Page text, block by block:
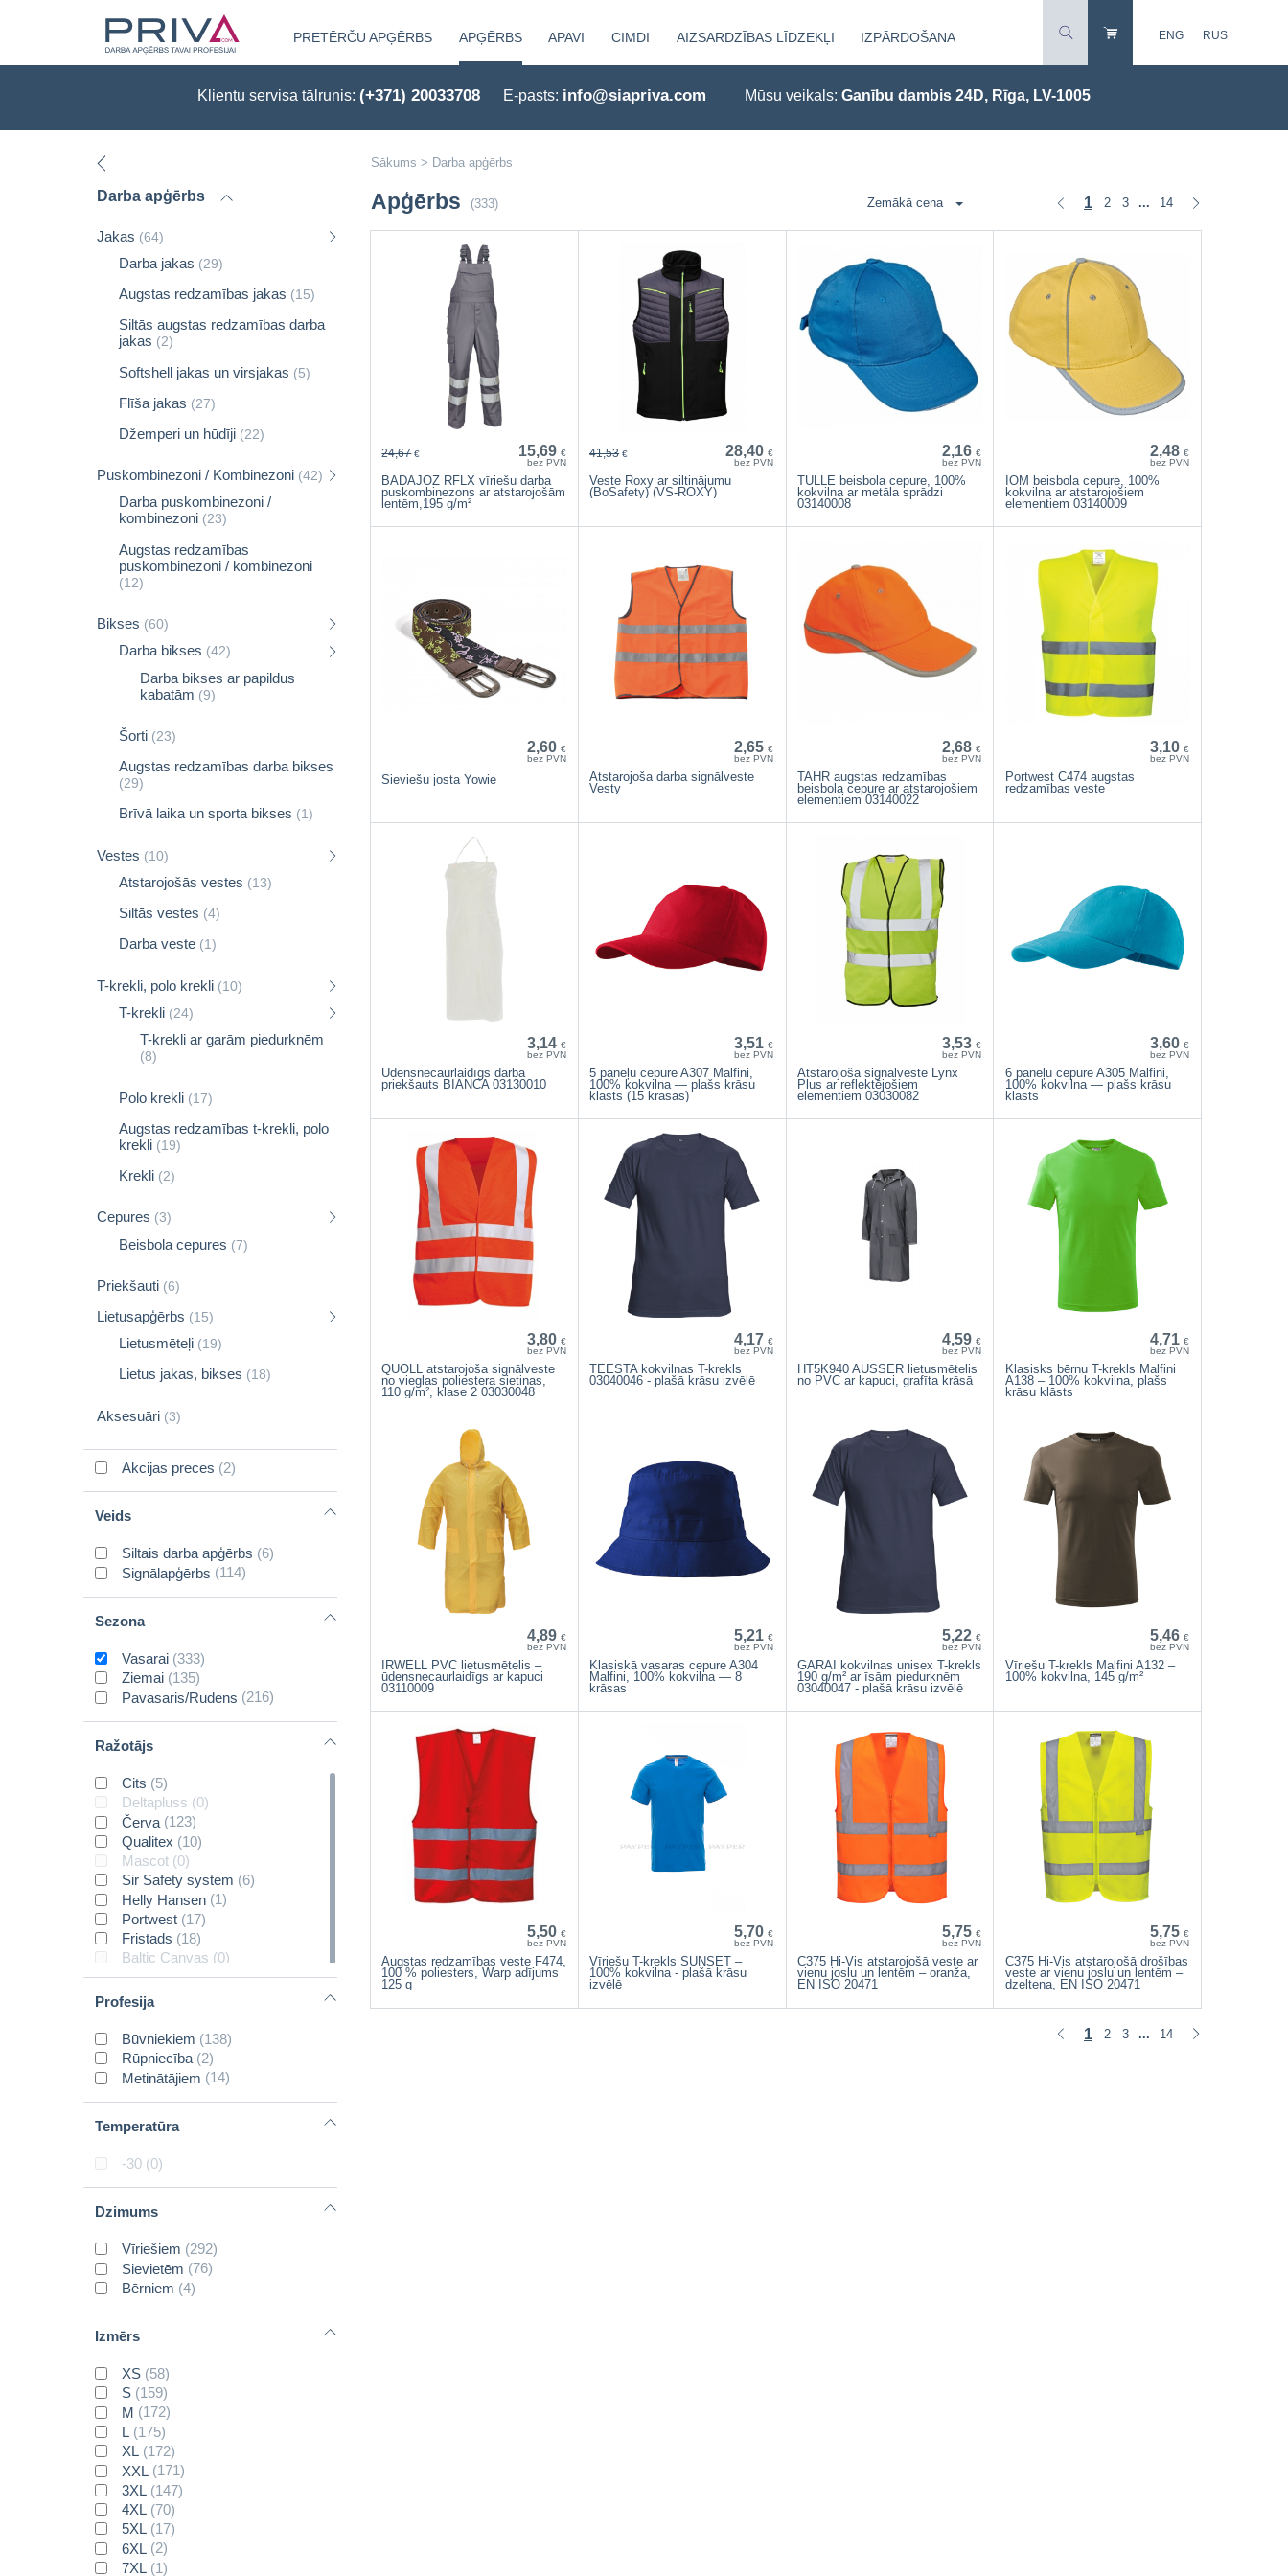
PRETĒRČU APĢĒRBS APĢĒRBS APAVI CIMDI AIZSARDZĪBAS LĪDZEKĻI IZPĀRDOŠANA ENG RUS
Klientu servisa tālrunis: (+371) 20033708 E-pasts: info@siapriva.com Mūsu veikals: Ganību dambis 24D, Rīga, LV-1005
Darba apģērbs
Jakas (64)
Darba jakas (29)
Augstas redzamības jakas (15)
Siltās augstas redzamības darba
jakas (2)
Softshell jakas un virsjakas (5)
Flīša jakas (27)
Džemperi un hūdīji (22)
Puskombinezoni / Kombinezoni (42)
Darba puskombinezoni /
kombinezoni (23)
Augstas redzamības
puskombinezoni / kombinezoni
(12)
Bikses (60)
Darba bikses (42)
Darba bikses ar papildus
kabatām (9)
Šorti (23)
Augstas redzamības darba bikses
(29)
Brīvā laika un sporta bikses (1)
Vestes (10)
Atstarojošās vestes (13)
Siltās vestes (4)
Darba veste (1)
T-krekli, polo krekli (10)
T-krekli (24)
T-krekli ar garām piedurknēm
(8)
Polo krekli (17)
Augstas redzamības t-krekli, polo
krekli (19)
Krekli (2)
Cepures (3)
Beisbola cepures (7)
Priekšauti (6)
Lietusapģērbs (15)
Lietusmēteļi (19)
Lietus jakas, bikses (18)
Aksesuāri (3)
Akcijas preces (2)
Veids
Siltais darba apģērbs (6)
Signālapģērbs (114)
Sezona
Vasarai (333)
Ziemai (135)
Pavasaris/Rudens (216)
Ražotājs
Cits (5)
Deltapluss (0)
Červa (123)
Qualitex (10)
Mascot (0)
Sir Safety system (6)
Helly Hansen (1)
Portwest (17)
Fristads (18)
Baltic Canvas (0)
CXS (8)
Payper
Pesso (0)
Cannygo (2)
BoSafety (55)
Rovince (2)
Profesija
Būvniekiem (138)
Rūpniecība (2)
Metinātājiem (14)
Temperatūra
-30 (0)
Dzimums
Vīriešiem (292)
Sievietēm (76)
Bērniem (4)
Izmērs
XS (58)
S (159)
M (172)
L (175)
XL (172)
XXL (171)
3XL (147)
4XL (70)
5XL (17)
6XL (2)
7XL (1)
Sākums > Darba apģērbs
Apģērbs (333) 1 2 3 ... 14
Zemākā cena
15,69 €
bez PVN
24,67 €
BADAJOZ RFLX vīriešu darba
puskombinezons ar atstarojošām
lentēm,195 g/m²
28,40 €
bez PVN
41,53 €
Veste Roxy ar siltinājumu
(BoSafety) (VS-ROXY)
2,16 €
bez PVN
TULLE beisbola cepure, 100%
kokvilna ar metāla sprādzi
03140008
2,48 €
bez PVN
IOM beisbola cepure, 100%
kokvilna ar atstarojošiem
elementiem 03140009
2,60 €
bez PVN
Sieviešu josta Yowie
2,65 €
bez PVN
Atstarojoša darba signālveste
Vesty
2,68 €
bez PVN
TAHR augstas redzamības
beisbola cepure ar atstarojošiem
elementiem 03140022
3,10 €
bez PVN
Portwest C474 augstas
redzamības veste
3,14 €
bez PVN
Ūdensnecaurlaidīgs darba
priekšauts BIANCA 03130010
3,51 €
bez PVN
5 paneļu cepure A307 Malfini,
100% kokvilna — plašs krāsu
klāsts (15 krāsas)
3,53 €
bez PVN
Atstarojoša signālveste Lynx
Plus ar reflektējošiem
elementiem 03030082
3,60 €
bez PVN
6 paneļu cepure A305 Malfini,
100% kokvilna — plašs krāsu
klāsts
3,80 €
bez PVN
QUOLL atstarojoša signālveste
no vieglas poliestera sietiņas,
110 g/m², klase 2 03030048
4,17 €
bez PVN
TEESTA kokvilnas T-krekls
03040046 - plašā krāsu izvēlē
4,59 €
bez PVN
HT5K940 AUSSER lietusmētelis
no PVC ar kapuci, grafīta krāsā
4,71 €
bez PVN
Klasisks bērnu T-krekls Malfini
A138 – 100% kokvilna, plašs
krāsu klāsts
4,89 €
bez PVN
IRWELL PVC lietusmētelis –
ūdensnecaurlaidīgs ar kapuci
03110009
5,21 €
bez PVN
Klasiskā vasaras cepure A304
Malfini, 100% kokvilna — 8
krāsas
5,22 €
bez PVN
GARAI kokvilnas unisex T-krekls
190 g/m² ar īsām piedurknēm
03040047 - plašā krāsu izvēlē
5,46 €
bez PVN
Vīriešu T-krekls Malfini A132 –
100% kokvilna, 145 g/m²
5,50 €
bez PVN
Augstas redzamības veste F474,
100 % poliesters, Warp adījums
125 g
5,70 €
bez PVN
Vīriešu T-krekls SUNSET –
100% kokvilna - plašā krāsu
izvēlē
5,75 €
bez PVN
C375 Hi-Vis atstarojošā veste ar
vienu joslu un lentēm – oranža,
EN ISO 20471
5,75 €
bez PVN
C375 Hi-Vis atstarojošā drošības
veste ar vienu joslu un lentēm –
dzeltena, EN ISO 20471
1 2 3 ... 14